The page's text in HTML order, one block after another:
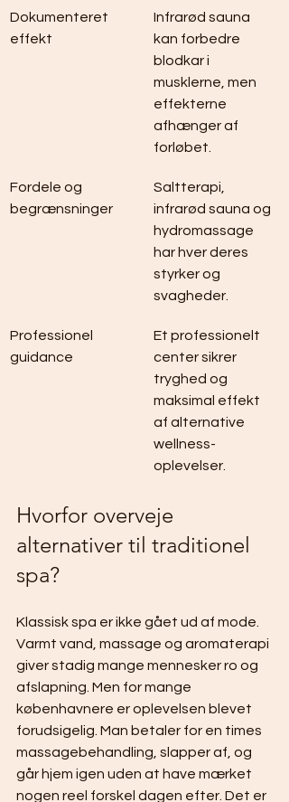
Dokumenteret
effekt
Infrarød sauna
kan forbedre
blodkar i
musklerne, men
effekterne
afhænger af
forløbet.
Fordele og
begrænsninger
Saltterapi,
infrarød sauna og
hydromassage
har hver deres
styrker og
svagheder.
Professionel
guidance
Et professionelt
center sikrer
tryghed og
maksimal effekt
af alternative
wellness-
oplevelser.
Hvorfor overveje
alternativer til traditionel
spa?
Klassisk spa er ikke gået ud af mode.
Varmt vand, massage og aromaterapi
giver stadig mange mennesker ro og
afslapning. Men for mange
københavnere er oplevelsen blevet
forudsigelig. Man betaler for en times
massagebehandling, slapper af, og
går hjem igen uden at have mærket
nogen reel forskel dagen efter. Det er